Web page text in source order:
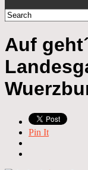
Auf
Pin It